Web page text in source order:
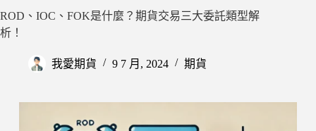
ROD、IOC、FOK是什麼？期貨交易三大委託類型解
析！
我愛期貨 9 7 月, 2024 期貨